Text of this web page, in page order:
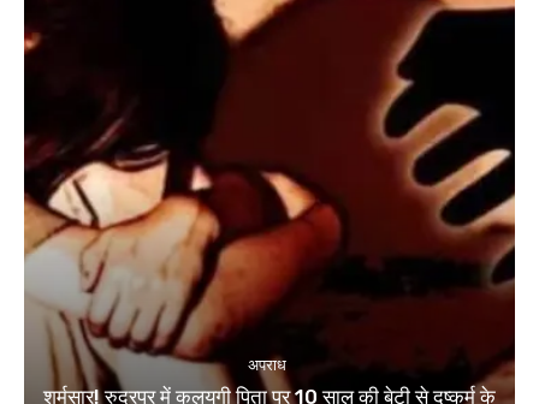
अपराध
शर्मसार! रुद्रपुर में कलयुगी पिता पर 10 साल की बेटी से दुष्कर्म के